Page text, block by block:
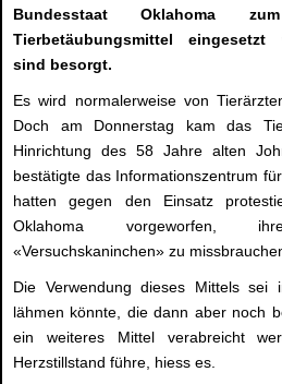
Bundesstaat Oklahoma
Tierbetäubungsmittel eingesetzt
sind besorgt.
Es wird normalerweise von
Doch am Donnerstag kam das
Hinrichtung des 58 Jahre alten
bestätigte das Informationszentrum
hatten gegen den Einsatz
Oklahoma vorgeworfen,
«Versuchskaninchen» zu
Die Verwendung dieses Mittels sei
lähmen könnte, die dann aber noch
ein weiteres Mittel verabreicht
Herzstillstand führe, hiess es.